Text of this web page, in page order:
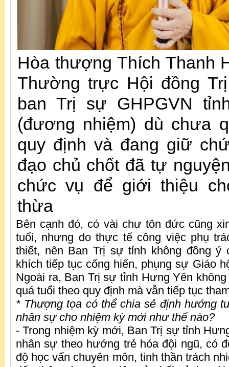
Hòa thượng Thích Thanh
Thường trực Hội đồng
ban Trị sự GHPGVN
(đương nhiệm) dù chưa
quy định và đang giữ
đạo chủ chốt đã tự
chức vụ để giới thiệu
thừa
Bên cạnh đó, có vài chư tôn đức cũng
tuổi, nhưng do thực tế công việc phụ
thiết, nên Ban Trị sự tỉnh không đồng ý
khích tiếp tục cống hiến, phụng sự Giáo
Ngoài ra, Ban Trị sự tỉnh Hưng Yên
quá tuổi theo quy định mà vẫn tiếp tục
* Thượng tọa có thể chia sẻ định hướng
nhân sự cho nhiệm kỳ mới như thế nào?
- Trong nhiệm kỳ mới, Ban Trị sự tỉnh
nhân sự theo hướng trẻ hóa đội ngũ, có
độ học vấn chuyên môn, tinh thần trách